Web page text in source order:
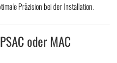
Präzision bei der Installation.
oder MAC